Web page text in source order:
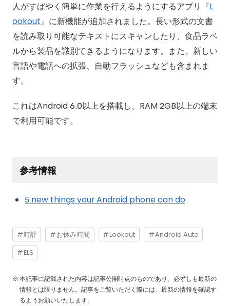
人がすばやく簡単に作業を行えるようにするアプリ『L
ookout』に新機能が追加されました。長い形式の文書
を読み取り可能なテキストにスキャンしたり、食品ラベ
ルから製品を識別できるようになります。また、新しい
言語や電話への拡張、自動フラッシュなども含まれま
す。
これはAndroid 6.0以上を搭載し、RAM 2GB以上の端末
で利用可能です。
参考情報
5 new things your Android phone can do
時計 お休み時間 Lookout Android Auto
ELS
本記事に記載された内容は記事公開時点のものであり、必ずしも最新の
情報とは限りません。記事をご覧いただく際には、最新の情報を確認す
るようお願いいたします。